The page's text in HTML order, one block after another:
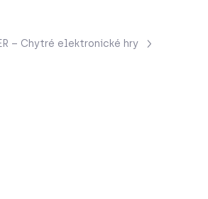
– Chytré elektronické hry